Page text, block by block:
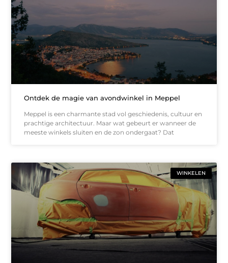
Ontdek de magie van avondwinkel in Meppel
Meppel is een charmante stad vol geschiedenis, cultuur en
prachtige architectuur. Maar wat gebeurt er wanneer de
meeste winkels sluiten en de zon ondergaat? Dat
WINKELEN